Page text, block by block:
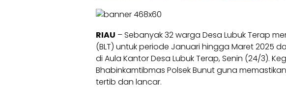
RIAU – Sebanyak 32 warga Desa Lubuk Terap
(BLT) untuk periode Januari hingga Maret 2025
di Aula Kantor Desa Lubuk Terap, Senin (24/3).
Bhabinkamtibmas Polsek Bunut guna
tertib dan lancar.